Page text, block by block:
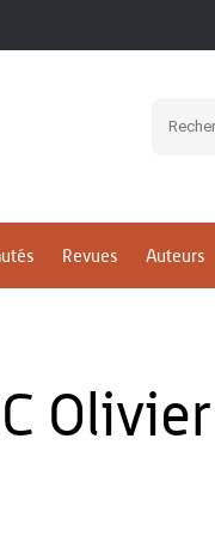
Revues Auteurs
Olivier